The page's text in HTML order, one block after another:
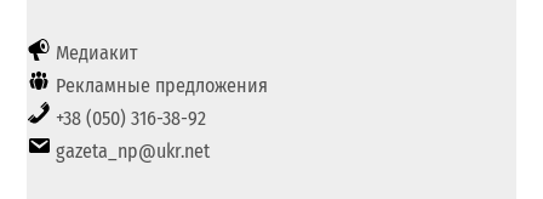
Медиакит
Рекламные предложения
+38 (050) 316-38-92
gazeta_np@ukr.net